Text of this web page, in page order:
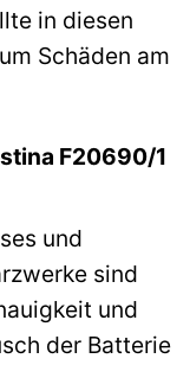
in diesen
Schäden am
F20690/1
und
sind
und
der Batterie